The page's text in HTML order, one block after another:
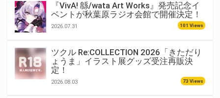
『VivA! 緜/wata Art Works』発売記念イ
ベントが秋葉原ラジオ会館で開催決定！
2026.07.31 101 Views
ツクル Re:COLLECTION 2026「きただり
ょうま」イラスト展グッズ受注再販決
定！
2026.08.03 73 Views